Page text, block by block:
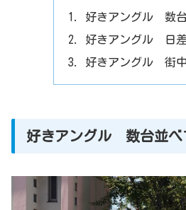
好きアングル 数
好きアングル 日差
好きアングル 街
好きアングル 数台並べ